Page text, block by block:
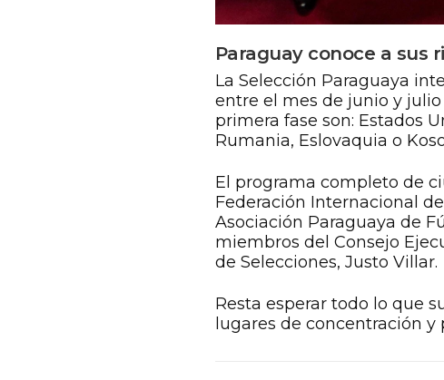
Paraguay conoce a sus
La Selección Paraguaya
entre el mes de junio y julio
primera fase son: Estados
Rumania, Eslovaquia o
El programa completo de
Federación Internacional
Asociación Paraguaya de
miembros del Consejo
de Selecciones, Justo Villar.
Resta esperar todo lo que
lugares de concentración y